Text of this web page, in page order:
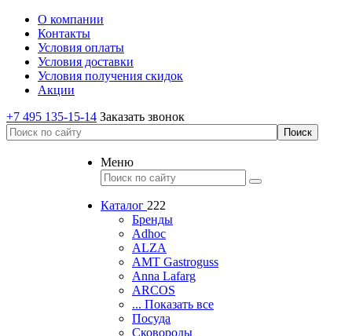
О компании
Контакты
Условия оплаты
Условия доставки
Условия получения скидок
Акции
+7 495 135-15-14 Заказать звонок
Меню
Каталог 222
Бренды
Adhoc
ALZA
AMT Gastroguss
Anna Lafarg
ARCOS
... Показать все
Посуда
Сковороды